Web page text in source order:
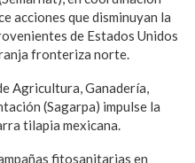
acciones que disminuyan la
de Estados Unidos
fronteriza norte.
Agricultura, Ganadería,
(Sagarpa) impulse la
tilapia mexicana.
fitosanitarias en